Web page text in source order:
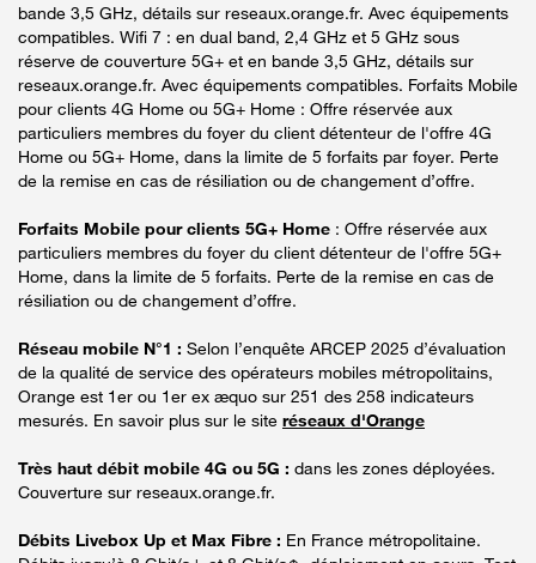
bande 3,5 GHz, détails sur reseaux.orange.fr. Avec équipements
compatibles. Wifi 7 : en dual band, 2,4 GHz et 5 GHz sous
réserve de couverture 5G+ et en bande 3,5 GHz, détails sur
reseaux.orange.fr. Avec équipements compatibles. Forfaits Mobile
pour clients 4G Home ou 5G+ Home : Offre réservée aux
particuliers membres du foyer du client détenteur de l'offre 4G
Home ou 5G+ Home, dans la limite de 5 forfaits par foyer. Perte
de la remise en cas de résiliation ou de changement d’offre.
Forfaits Mobile pour clients 5G+ Home : Offre réservée aux
particuliers membres du foyer du client détenteur de l'offre 5G+
Home, dans la limite de 5 forfaits. Perte de la remise en cas de
résiliation ou de changement d’offre.
Réseau mobile N°1 : Selon l’enquête ARCEP 2025 d’évaluation
de la qualité de service des opérateurs mobiles métropolitains,
Orange est 1er ou 1er ex æquo sur 251 des 258 indicateurs
mesurés. En savoir plus sur le site réseaux d'Orange
Très haut débit mobile 4G ou 5G : dans les zones déployées.
Couverture sur reseaux.orange.fr.
Débits Livebox Up et Max Fibre : En France métropolitaine.